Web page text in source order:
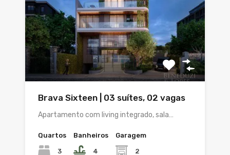
Brava Sixteen | 03 suítes, 02 vagas
Apartamento com living integrado, sala…
Quartos
3
Banheiros
4
Garagem
2